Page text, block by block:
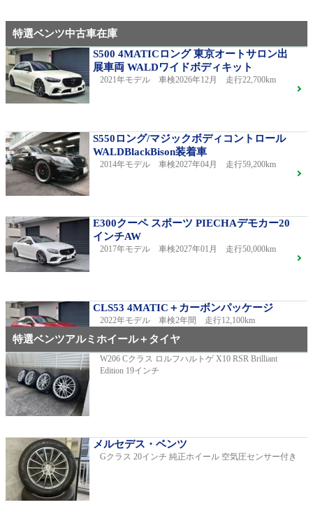
特選ベンツ中古車在庫
S500 4MATICロング 東京オートサロン出
展車両 WALDワイドボディキット
2021年モデル 車検2026年12月 走行22,700km
S550ロング/マジックボディコントロール
WALDBlackBison装着車
2014年モデル 車検2027年04月 走行59,200km
E300クーペ スポーツ PIECHAデモカー20
インチAW
2017年モデル 車検2027年01月 走行50,000km
CLS53 4MATIC＋カーボンパッケージ
2022年モデル 車検2年間 走行12,100km
特選ベンツアルミホイール＋タイヤ
W206 Cクラス ロルフハルトゲ X10 RSR Brilliant
Edition 19インチ
メルセデス・ベンツ
Gクラス 20インチ 純正ホイール 空気圧センサー付き